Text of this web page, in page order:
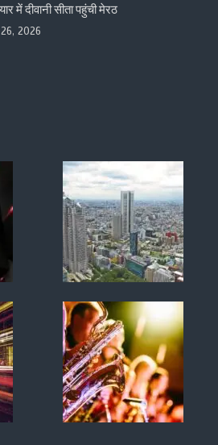
में दीवानी सीता पहुंची मेरठ
2026